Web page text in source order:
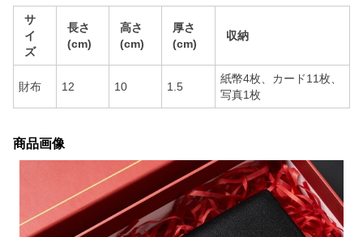
サ
イ
ズ
長さ
(cm)
高さ
(cm)
厚さ
(cm)
収納
財布 12 10 1.5
紙幣4枚、カード11枚、
写真1枚
商品画像